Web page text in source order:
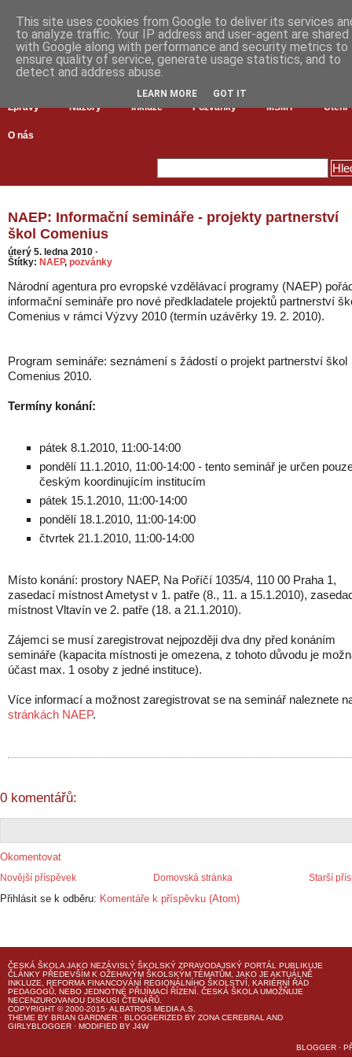
Zprávy Názory Inkluze Pozvánky MŠMT Čtení
O nás
NAEP: Informační semináře - projekty partnerství
škol Comenius
úterý 5. ledna 2010 ·
Štítky: NAEP, pozvánky
Národní agentura pro evropské vzdělávací programy (NAEP)
informační semináře pro nové předkladatele projektů partnerství
Comenius v rámci Výzvy 2010 (termín uzávěrky 19. 2. 2010).
Program semináře: seznámení s žádostí o projekt partnerství škol
Comenius 2010.
Termíny konání:
pátek 8.1.2010, 11:00-14:00
pondělí 11.1.2010, 11:00-14:00 - tento seminář je určen
českým koordinujícím institucím
pátek 15.1.2010, 11:00-14:00
pondělí 18.1.2010, 11:00-14:00
čtvrtek 21.1.2010, 11:00-14:00
Místo konání: prostory NAEP, Na Poříčí 1035/4, 110 00 Praha 1,
zasedací místnost Ametyst v 1. patře (8., 11. a 15.1.2010),
místnost Vltavín ve 2. patře (18. a 21.1.2010).
Zájemci se musí zaregistrovat nejpozději dva dny před konáním
semináře (kapacita místnosti je omezena, z tohoto důvodu je
účast max. 1 osoby z jedné instituce).
Více informací a možnost zaregistrovat se na seminář naleznete
stránkách NAEP.
0 komentářů:
Okomentovat
Novější příspěvek Starší
Domovská stránka
Přihlásit se k odběru: Komentáře k příspěvku (Atom)
ČESKÁ ŠKOLA JAKO NEZÁVISLÝ ŠKOLSKÝ ZPRAVODAJSKÝ PORTÁL PUBLIKUJE
ČLÁNKY PŘEDEVŠÍM K OŽEHAVÝM ŠKOLSKÝM TÉMATŮM, JAKO JE AKTUÁLNĚ
INKLUZE, REFORMA FINANCOVÁNÍ REGIONÁLNÍHO ŠKOLSTVÍ, KARIÉRNÍ ŘÁD
PEDAGOGŮ, NEBO JEDNOTNÉ PŘIJÍMACÍ ŘÍZENÍ. ČESKÁ ŠKOLA UMOŽŇUJE
NECENZUROVANOU DISKUSI ČTENÁŘŮ.
COPYRIGHT © 2000-2015· ALBATROS MEDIA A.S.
THEME BY BRIAN GARDNER · BLOGGERIZED BY ZONA CEREBRAL AND
GIRLYBLOGGER · MODIFIED BY J4W
BLOGGER ·
This site uses cookies from Google to deliver its services
to analyze traffic. Your IP address and user-agent are shared
with Google along with performance and security metrics to
ensure quality of service, generate usage statistics, and to
detect and address abuse.
LEARN MORE GOT IT